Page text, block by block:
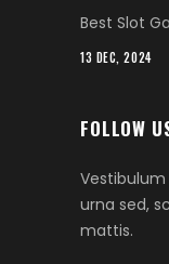
Best Slot
13 DEC, 2024
FOLLOW
urna sed,
mattis.